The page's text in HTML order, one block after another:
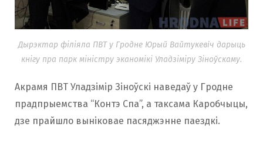
Дырэктар філіяла ПВТ у Гродне Юрый Вайтукевiч дарыць
кнігу пра парк міністру эканомікі Уладзіміру Зіноўскаму.
Акрамя ПВТ Уладзімір Зіноўскі наведаў у Гродне
прадпрыемства “Контэ Спа”, а таксама Каробчыцы,
дзе прайшло выніковае пасяджэнне паездкі.